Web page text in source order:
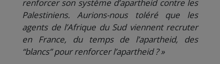
renforcer son système d’apartheid contre les
Palestiniens. Aurions-nous toléré que les
agents de l’Afrique du Sud viennent recruter
en France, du temps de l’apartheid, des
“blancs” pour renforcer l’apartheid ? »